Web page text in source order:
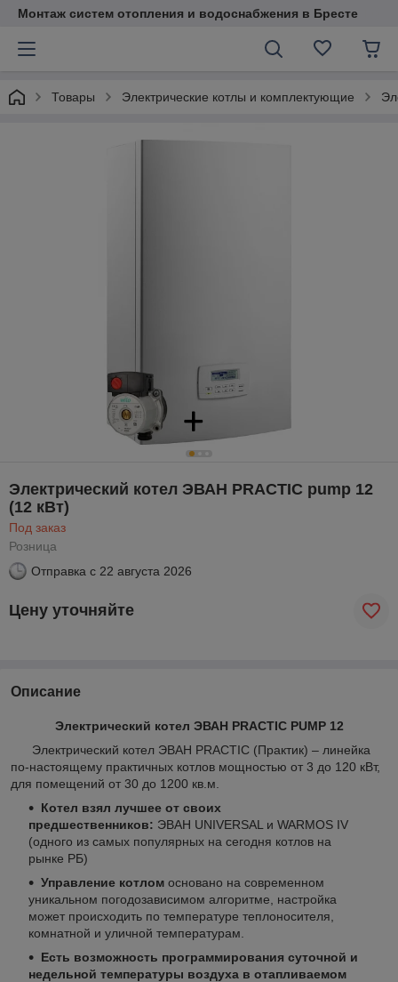
Монтаж систем отопления и водоснабжения в Бресте
Товары Электрические котлы и комплектующие
Электрический котел ЭВАН PRACTIC pump 12
(12 кВт)
Под заказ
Розница
Отправка с 22 августа 2026
Цену уточняйте
Описание
Электрический котел ЭВАН PRACTIC PUMP 12
Электрический котел ЭВАН PRACTIC (Практик) – линейка
по-настоящему практичных котлов мощностью от 3 до 120 кВт,
для помещений от 30 до 1200 кв.м.
Котел взял лучшее от своих
предшественников: ЭВАН UNIVERSAL и WARMOS IV
(одного из самых популярных на сегодня котлов на
рынке РБ)
Управление котлом основано на современном
уникальном погодозависимом алгоритме, настройка
может происходить по температуре теплоносителя,
комнатной и уличной температурам.
Есть возможность программирования суточной и
недельной температуры воздуха в отапливаемом